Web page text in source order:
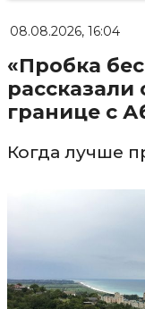
08.08.2026, 16:04
«Пробка
рассказали
границе с
Когда лучше